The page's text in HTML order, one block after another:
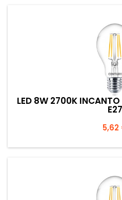
LED 8W 2700K
E27
5,62